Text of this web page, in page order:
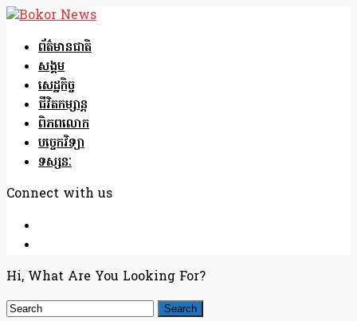
ព័ត៌មានជាតិ
សង្គម
សេដ្ឋកិច្ច
ជីវិតកម្សាន្ត
ពិភពលោក
បច្ចេកវិទ្យា
ទស្សនៈ
Connect with us
Hi, What Are You Looking For?